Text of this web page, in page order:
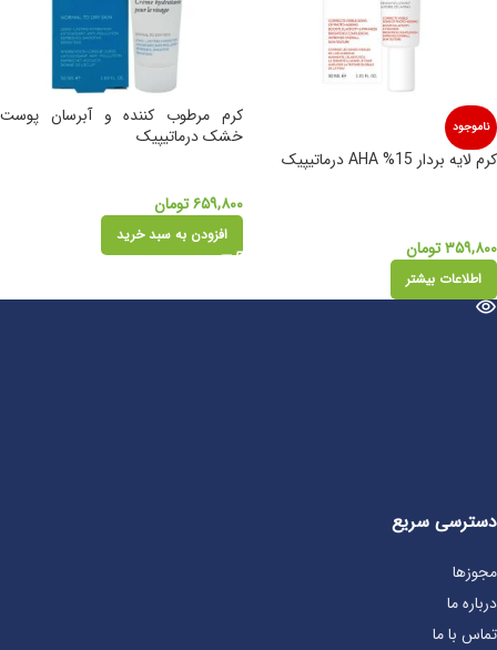
ناموجود
کرم لایه بردار 15% AHA درماتیپیک
۳۵۹,۸۰۰تومان
اطلاعات بیشتر
کرم مرطوب کننده و آبرسان پوست
خشک درماتیپیک
۶۵۹,۸۰۰تومان
افزودن به سبد خرید
دسترسی سریع
مجوزها
درباره ما
تماس با ما